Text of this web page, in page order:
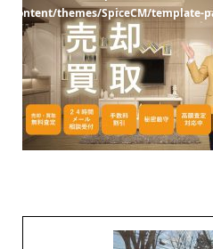
content/themes/SpiceCM/template-